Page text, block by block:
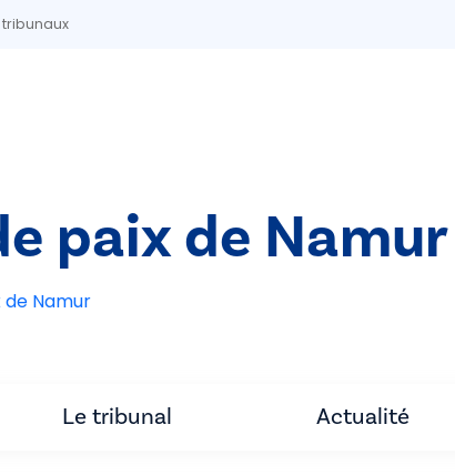
paix de
de Namur
Le tribunal Actualité